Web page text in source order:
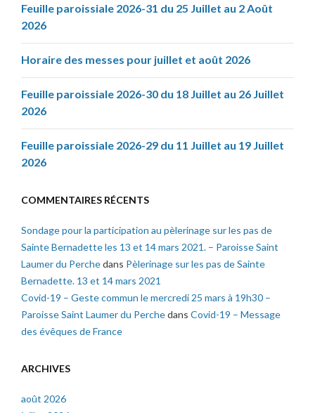
Feuille paroissiale 2026-31 du 25 Juillet au 2 Août
2026
Horaire des messes pour juillet et août 2026
Feuille paroissiale 2026-30 du 18 Juillet au 26 Juillet
2026
Feuille paroissiale 2026-29 du 11 Juillet au 19 Juillet
2026
COMMENTAIRES RÉCENTS
Sondage pour la participation au pèlerinage sur les pas de
Sainte Bernadette les 13 et 14 mars 2021. – Paroisse Saint
Laumer du Perchedans Pèlerinage sur les pas de Sainte
Bernadette. 13 et 14 mars 2021
Covid-19 – Geste commun le mercredi 25 mars à 19h30 –
Paroisse Saint Laumer du Perchedans Covid-19 – Message
des évêques de France
ARCHIVES
août 2026